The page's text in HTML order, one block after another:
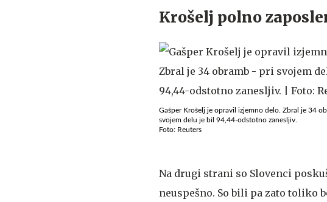
Krošelj polno
Gašper Krošelj je opravil izjemno delo. Zbral je 34
svojem delu je bil 94,44-odstotno zanesljiv.
Foto: Reuters
Na drugi strani so Slovenci
neuspešno. So bili pa zato toliko